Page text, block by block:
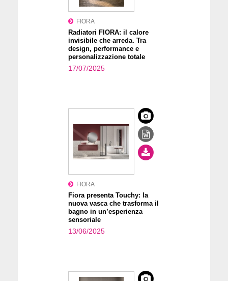
FIORA
Radiatori FIORA: il calore
invisibile che arreda. Tra
design, performance e
personalizzazione totale
17/07/2025
FIORA
Fiora presenta Touchy: la
nuova vasca che trasforma il
bagno in un’esperienza
sensoriale
13/06/2025